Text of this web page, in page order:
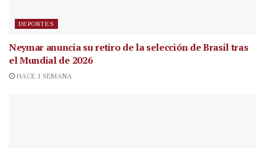
DEPORTES
Neymar anuncia su retiro de la selección de Brasil tras
el Mundial de 2026
HACE 1 SEMANA